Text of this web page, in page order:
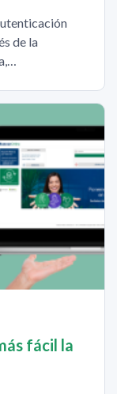
de la
fácil la